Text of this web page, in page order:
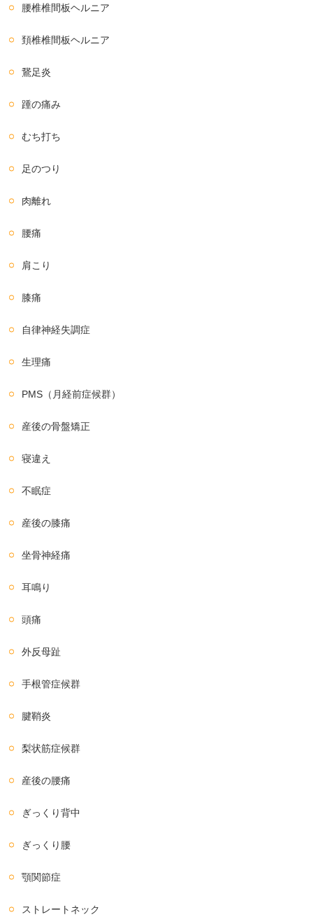
腰椎椎間板ヘルニア
頚椎椎間板ヘルニア
鵞足炎
踵の痛み
むち打ち
足のつり
肉離れ
腰痛
肩こり
膝痛
自律神経失調症
生理痛
PMS（月経前症候群）
産後の骨盤矯正
寝違え
不眠症
産後の膝痛
坐骨神経痛
耳鳴り
頭痛
外反母趾
手根管症候群
腱鞘炎
梨状筋症候群
産後の腰痛
ぎっくり背中
ぎっくり腰
顎関節症
ストレートネック